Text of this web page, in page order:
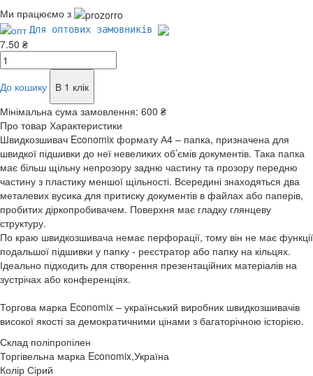
Ми працюємо з
Для оптових замовників
7.50 ₴
До кошику
В 1 клік
Мінімальна сума замовлення: 600 ₴
Про товар Характеристики
Швидкозшивач Economix формату А4 – папка, призначена для
швидкої підшивки до неї невеликих об’ємів документів. Така папка
має більш щільну непрозору задню частину та прозору передню
частину з пластику меншої щільності. Всередині знаходяться два
металевих вусика для притиску документів в файлах або паперів,
пробитих діркопробивачем. Поверхня має гладку глянцеву
структуру.
По краю швидкозшивача немає перфорації, тому він не має функції
подальшої підшивки у папку - реєстратор або папку на кільцях.
Ідеально підходить для створення презентаційних матеріалів на
зустрічах або конференціях.
Торгова марка Economix – український виробник швидкозшивачів
високої якості за демократичними цінами з багаторічною історією.
Склад поліпропілен
Торгівельна марка Economix,Україна
Колір Сірий